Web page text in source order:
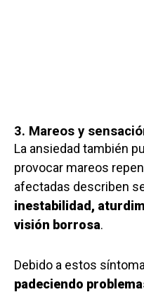
3. Mareos y
La ansiedad también
provocar mareos
afectadas describen
inestabilidad,
visión borrosa.
Debido a estos
padeciendo